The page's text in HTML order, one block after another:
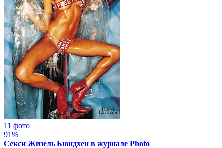
11 фото
91%
Секси Жизель Бюндхен в журнале Photo